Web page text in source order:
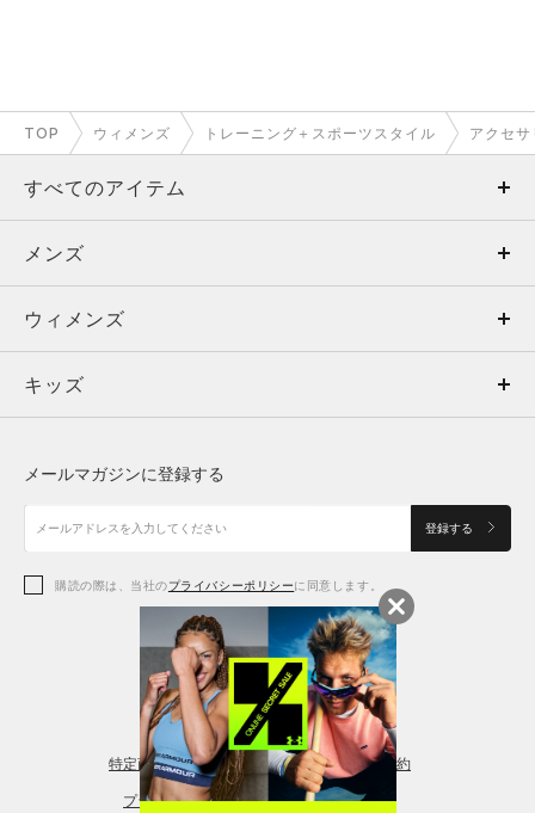
TOP ウィメンズ トレーニング＋スポーツスタイル アクセサ
すべてのアイテム
メンズ
ウィメンズ
キッズ
アクセサリー
メンズ
トップス
ボトムス
アクセサリー
ウィメンズ
トップス
シューズ
アクセサリー
レギンス＆タイツ
キッズ
シューズ
メールマガジンに登録する
登録する
購読の際は、当社のプライバシーポリシーに同意します。
特定商取引法に基づく通販の表記 会員規約
プライバシーポリシー